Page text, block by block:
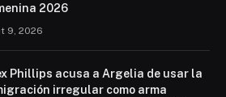
2026
9, 2026
Phillips acusa a Argelia de usar la
irregular como arma